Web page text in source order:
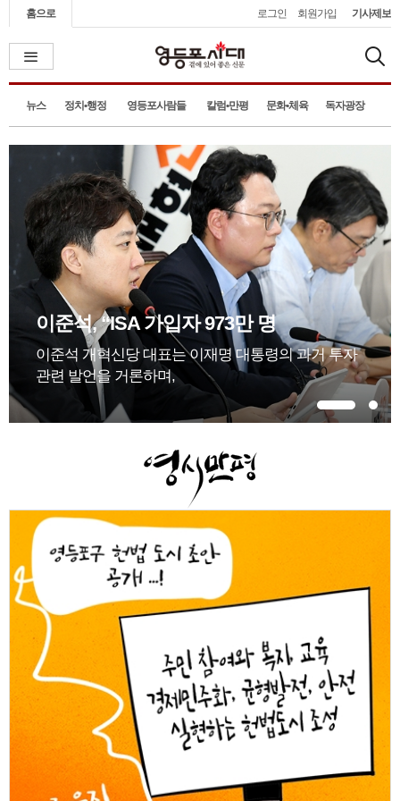
홈으로 로그인 회원가입 기사제보
뉴스 정치•행정 영등포사람들 칼럼•만평 문화•체육 독자광장
서울시, 2027년 시민참여예산 온
서울시가 시민이 직접 제안한 정책의 우선순위를 결
정하는 ‘2027년 시민참